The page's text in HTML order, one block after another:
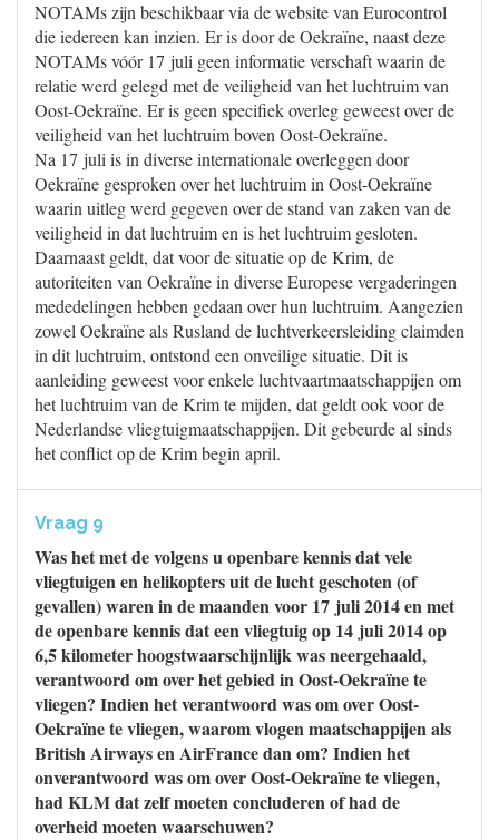
NOTAMs zijn beschikbaar via de website van Eurocontrol
die iedereen kan inzien. Er is door de Oekraïne, naast deze
NOTAMs vóór 17 juli geen informatie verschaft waarin de
relatie werd gelegd met de veiligheid van het luchtruim van
Oost-Oekraïne. Er is geen specifiek overleg geweest over de
veiligheid van het luchtruim boven Oost-Oekraïne.
Na 17 juli is in diverse internationale overleggen door
Oekraïne gesproken over het luchtruim in Oost-Oekraïne
waarin uitleg werd gegeven over de stand van zaken van de
veiligheid in dat luchtruim en is het luchtruim gesloten.
Daarnaast geldt, dat voor de situatie op de Krim, de
autoriteiten van Oekraïne in diverse Europese vergaderingen
mededelingen hebben gedaan over hun luchtruim. Aangezien
zowel Oekraïne als Rusland de luchtverkeersleiding claimden
in dit luchtruim, ontstond een onveilige situatie. Dit is
aanleiding geweest voor enkele luchtvaartmaatschappijen om
het luchtruim van de Krim te mijden, dat geldt ook voor de
Nederlandse vliegtuigmaatschappijen. Dit gebeurde al sinds
het conflict op de Krim begin april.
Vraag 9
Was het met de volgens u openbare kennis dat vele
vliegtuigen en helikopters uit de lucht geschoten (of
gevallen) waren in de maanden voor 17 juli 2014 en met
de openbare kennis dat een vliegtuig op 14 juli 2014 op
6,5 kilometer hoogstwaarschijnlijk was neergehaald,
verantwoord om over het gebied in Oost-Oekraïne te
vliegen? Indien het verantwoord was om over Oost-
Oekraïne te vliegen, waarom vlogen maatschappijen als
British Airways en AirFrance dan om? Indien het
onverantwoord was om over Oost-Oekraïne te vliegen,
had KLM dat zelf moeten concluderen of had de
overheid moeten waarschuwen?